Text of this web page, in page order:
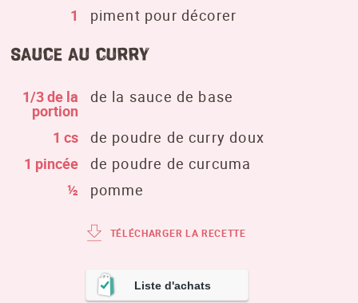
1
piment pour décorer
Sauce au curry
1/3 de la
portion
de la sauce de base
1 cs
de poudre de curry doux
1 pincée
de poudre de curcuma
½
pomme
TÉLÉCHARGER LA RECETTE
Liste d'achats